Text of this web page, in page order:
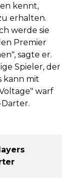
kennt,
erhalten.
werde sie
Premier
sagte er.
Spieler, der
kann mit
warf